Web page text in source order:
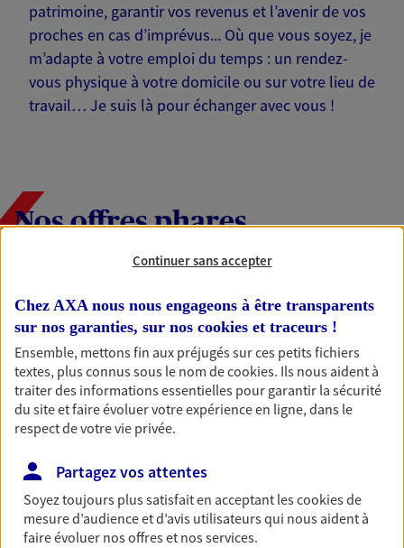
patrimoine, garantir vos revenus et l’avenir de vos
proches en cas d’imprévus... Où que vous soyez, je
m’adapte à votre emploi du temps : un rendez-
vous physique à votre domicile ou sur votre lieu de
travail… Je suis là pour échanger avec vous !
Nos offres phares
Épargne
Réalisez vos projets grâce à votre épargne : achat
immobilier, études des enfants ou voyage autour
du monde… Épargnez à votre rythme et
simplement, selon votre profil.
Retraite
Préparez sereinement ce nouveau chapitre de
votre vie avec les conseils d'un expert. Découvrez
notre solution PER (Plan Epargne Retraite)
spécialement conçue pour la retraite.
Continuer sans accepter
Chez AXA nous nous engageons à être transparents
sur nos garanties, sur nos cookies et traceurs !
Ensemble, mettons fin aux préjugés sur ces petits fichiers
textes, plus connus sous le nom decookies. Ils nous aident à
traiter des informations essentielles pour garantir la sécurité
du site et faire évoluer votre expérience en ligne, dans le
respect de votre vie privée.
Partagez vos attentes
Soyez toujours plus satisfait en acceptant lescookiesde
mesure d’audience et d’avis utilisateurs qui nous aident à
faire évoluer nos offres et nos services.